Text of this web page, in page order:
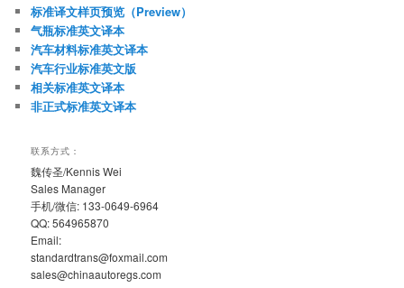
标准译文样页预览（Preview）
气瓶标准英文译本
汽车材料标准英文译本
汽车行业标准英文版
相关标准英文译本
非正式标准英文译本
联系方式：
魏传圣/Kennis Wei
Sales Manager
手机/微信: 133-0649-6964
QQ: 564965870
Email:
standardtrans@foxmail.com
sales@chinaautoregs.com